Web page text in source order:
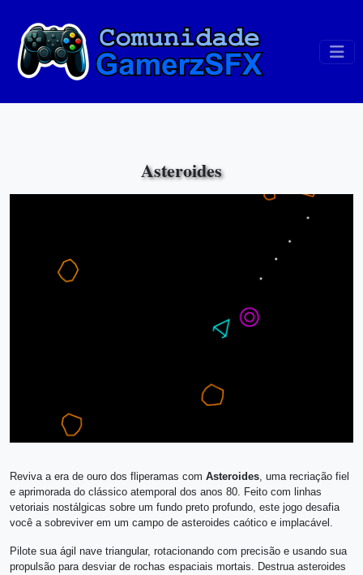
Asteroides
Reviva a era de ouro dos fliperamas com Asteroides, uma recriação fiel
e aprimorada do clássico atemporal dos anos 80. Feito com linhas
vetoriais nostálgicas sobre um fundo preto profundo, este jogo desafia
você a sobreviver em um campo de asteroides caótico e implacável.
Pilote sua ágil nave triangular, rotacionando com precisão e usando sua
propulsão para desviar de rochas espaciais mortais. Destrua asteroides